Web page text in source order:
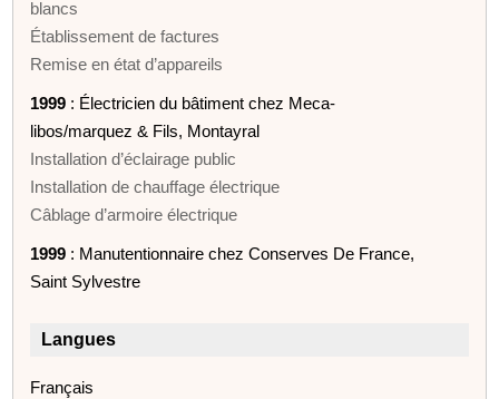
blancs
Établissement de factures
Remise en état d’appareils
1999 : Électricien du bâtiment chez Meca-
libos/marquez & Fils, Montayral
Installation d’éclairage public
Installation de chauffage électrique
Câblage d’armoire électrique
1999 : Manutentionnaire chez Conserves De France,
Saint Sylvestre
Langues
Français